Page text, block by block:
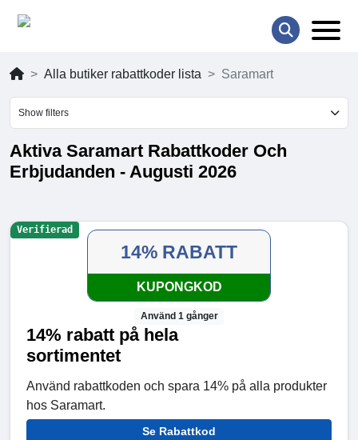
Alla butiker rabattkoder lista Saramart
Show filters
Aktiva Saramart Rabattkoder Och
Erbjudanden - Augusti 2026
14% RABATT
KUPONGKOD
Använd 1 gånger
14% rabatt på hela
sortimentet
Använd rabattkoden och spara 14% på alla produkter
hos Saramart.
Se Rabattkod
Verifierad